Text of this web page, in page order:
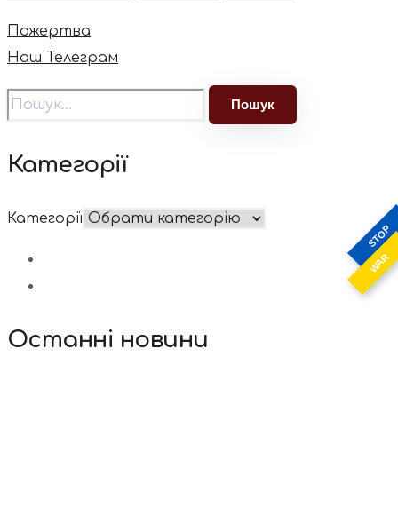
STOP
WAR
Пожертва
Наш Телеграм
Категорії
Категорії
Останні новини